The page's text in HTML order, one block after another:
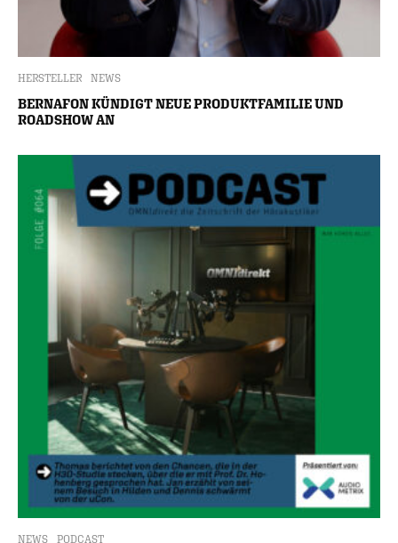
HERSTELLER NEWS
BERNAFON KÜNDIGT NEUE PRODUKTFAMILIE UND
ROADSHOW AN
NEWS PODCAST